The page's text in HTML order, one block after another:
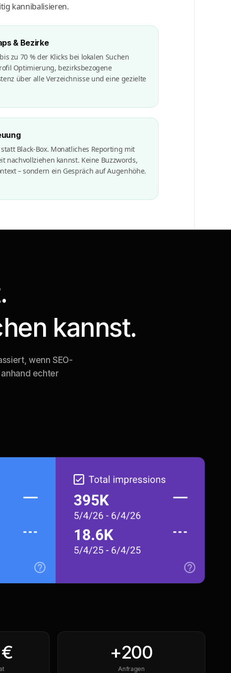
kannibalisieren.
& Bezirke
zu 70 % der Klicks bei lokalen Suchen
Optimierung, bezirksbezogene
über alle Verzeichnisse und eine gezielte
statt Black-Box. Monatliches Reporting mit
nachvollziehen kannst. Keine Buzzwords,
– sondern ein Gespräch auf Augenhöhe.
kannst.
wenn SEO-
echter
€ +200
Anfragen